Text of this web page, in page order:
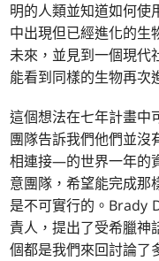
明的人類並知道如何使
中出現但已經進化的生
未來，並見到一個現代
能看到同樣的生物再次
這個想法在七年計畫中
團隊告訴我們他們並
相連接—的世界一年的
意團隊，希望能完成那
是不可實行的。Brady
責人，提出了受希臘
個都是我們來回討論了